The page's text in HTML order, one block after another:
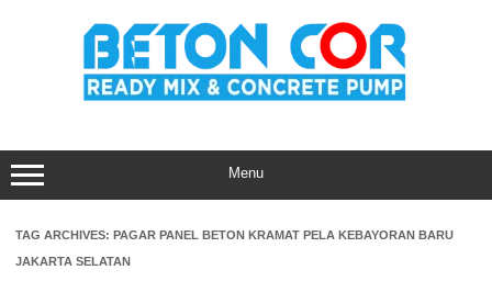
Menu
TAG ARCHIVES: PAGAR PANEL BETON KRAMAT PELA KEBAYORAN BARU
JAKARTA SELATAN